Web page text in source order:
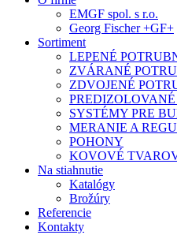
EMGF spol. s r.o.
Georg Fischer +GF+
Sortiment
LEPENÉ
ZVÁRANÉ
ZDVOJENÉ
SYSTÉMY PRE
MERANIE A
POHONY
KOVOVÉ
Na stiahnutie
Katalógy
Brožúry
Referencie
Kontakty